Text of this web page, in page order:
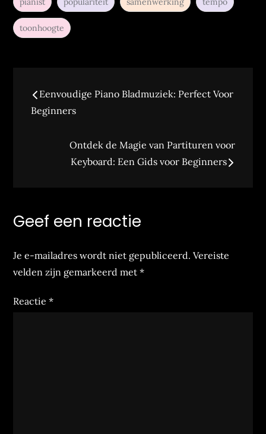
toonhoogte
Bericht
navigatie
Eenvoudige Piano Bladmuziek: Perfect Voor
Beginners
Ontdek de Magie van Partituren voor
Keyboard: Een Gids voor Beginners
Geef een reactie
Je e-mailadres wordt niet gepubliceerd. Vereiste
velden zijn gemarkeerd met*
Reactie*